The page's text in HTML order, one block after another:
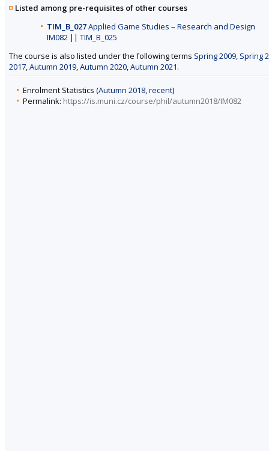
Listed among pre-requisites of other courses
TIM_B_027Applied Game Studies – Research and Design
IM082 || TIM_B_025
The course is also listed under the following terms Spring 2009, Spring
2017,Autumn 2019,Autumn 2020,Autumn 2021.
Enrolment Statistics (Autumn 2018,recent)
Permalink: https://is.muni.cz/course/phil/autumn2018/IM082